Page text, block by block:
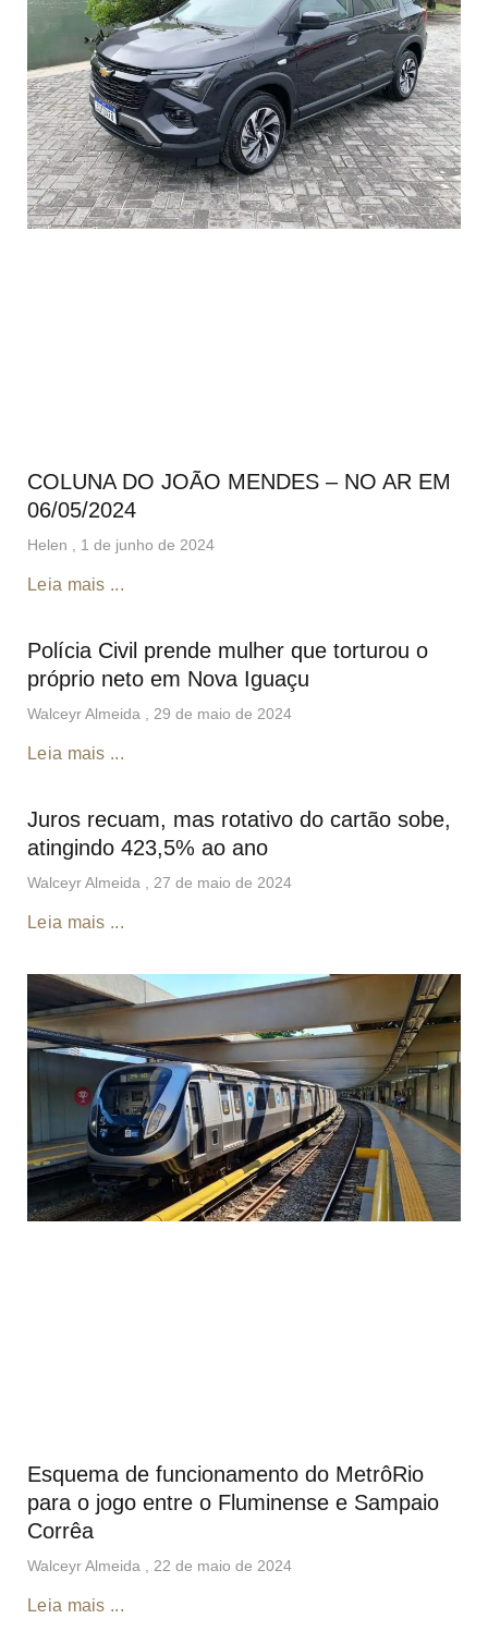
COLUNA DO JOÃO MENDES – NO AR EM
06/05/2024
Helen 1 de junho de 2024
Leia mais ...
Polícia Civil prende mulher que torturou o
próprio neto em Nova Iguaçu
Walceyr Almeida 29 de maio de 2024
Leia mais ...
Juros recuam, mas rotativo do cartão sobe,
atingindo 423,5% ao ano
Walceyr Almeida 27 de maio de 2024
Leia mais ...
Esquema de funcionamento do MetrôRio
para o jogo entre o Fluminense e Sampaio
Corrêa
Walceyr Almeida 22 de maio de 2024
Leia mais ...